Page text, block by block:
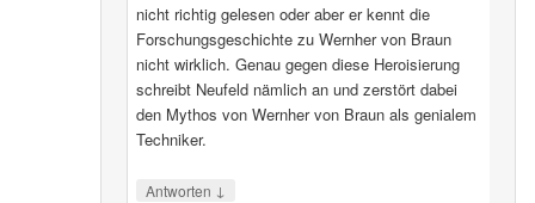
nicht richtig gelesen oder aber er kennt die
Forschungsgeschichte zu Wernher von Braun
nicht wirklich. Genau gegen diese Heroisierung
schreibt Neufeld nämlich an und zerstört dabei
den Mythos von Wernher von Braun als genialem
Techniker.
Antworten ↓